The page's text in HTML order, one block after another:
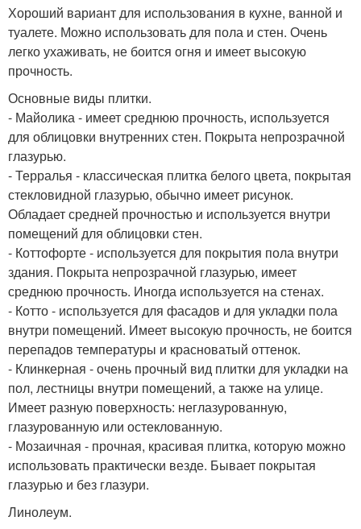
Хороший вариант для использования в кухне, ванной и
туалете. Можно использовать для пола и стен. Очень
легко ухаживать, не боится огня и имеет высокую
прочность.
Основные виды плитки.
- Майолика - имеет среднюю прочность, используется
для облицовки внутренних стен. Покрыта непрозрачной
глазурью.
- Терралья - классическая плитка белого цвета, покрытая
стекловидной глазурью, обычно имеет рисунок.
Обладает средней прочностью и используется внутри
помещений для облицовки стен.
- Коттофорте - используется для покрытия пола внутри
здания. Покрыта непрозрачной глазурью, имеет
среднюю прочность. Иногда используется на стенах.
- Котто - используется для фасадов и для укладки пола
внутри помещений. Имеет высокую прочность, не боится
перепадов температуры и красноватый оттенок.
- Клинкерная - очень прочный вид плитки для укладки на
пол, лестницы внутри помещений, а также на улице.
Имеет разную поверхность: неглазурованную,
глазурованную или остеклованную.
- Мозаичная - прочная, красивая плитка, которую можно
использовать практически везде. Бывает покрытая
глазурью и без глазури.
Линолеум.